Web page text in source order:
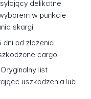
delikatne
w punkcie
skargi.
dni od złożenia
cargo
Oryginalny list
uszkodzenia lub